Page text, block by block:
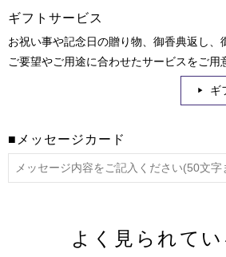
ギフトサービス
お祝い事や記念日の贈り物、御香典返し、
ご要望やご用途に合わせたサービスをご用
ギ
■メッセージカード
よく見られてい